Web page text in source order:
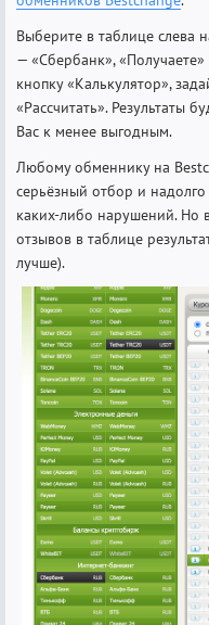
Выберите в таблице слева
— «Сбербанк»,
кнопку «Калькулятор»,
«Рассчитать». Результаты
Вас к менее выгодным.
Любому обменнику на
серьёзный отбор и надолго
каких-либо нарушений. Но
отзывов в таблице
лучше).